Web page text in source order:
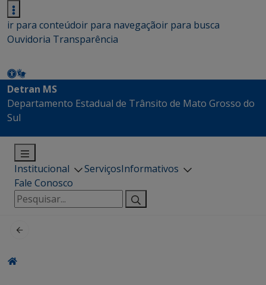
ir para conteúdoir para navegaçãoir para busca
Ouvidoria Transparência
Detran MS
Departamento Estadual de Trânsito de Mato Grosso do
Sul
Institucional ServiçosInformativos
Fale Conosco
Pesquisar
por: